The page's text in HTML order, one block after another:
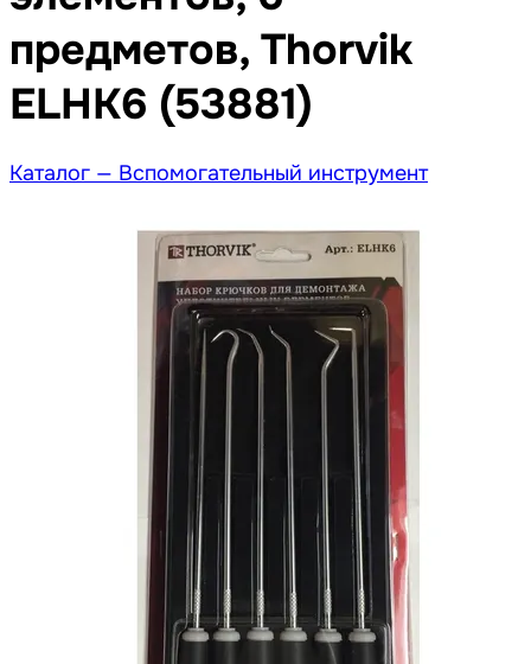
предметов, Thorvik
ELHK6 (53881)
Каталог — Вспомогательный инструмент